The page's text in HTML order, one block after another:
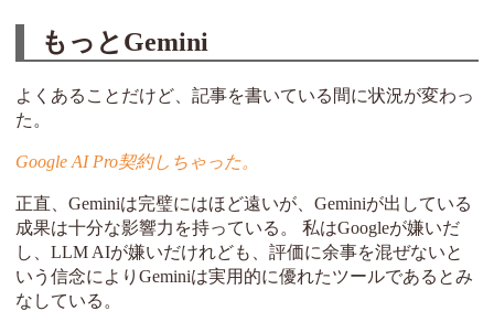
もっとGemini
よくあることだけど、記事を書いている間に状況が変わっ
た。
Google AI Pro契約しちゃった。
正直、Geminiは完璧にはほど遠いが、Geminiが出している
成果は十分な影響力を持っている。 私はGoogleが嫌いだ
し、LLM AIが嫌いだけれども、評価に余事を混ぜないと
いう信念によりGeminiは実用的に優れたツールであるとみ
なしている。